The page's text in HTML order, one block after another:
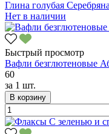
Глина голубая
Нет в наличии
Быстрый просмотр
Вафли безглютеновые
60
за 1 шт.
В корзину